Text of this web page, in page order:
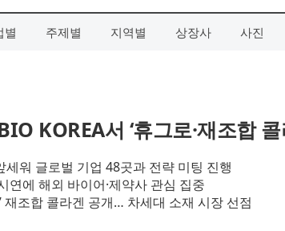
별 주제별 지역별 상장사 사진
KOREA서 ‘휴그로·재조합
세워 글로벌 기업 48곳과 전략 미팅 진행
연에 해외 바이어·제약사 관심 집중
재조합 콜라겐 공개… 차세대 소재 시장 선점